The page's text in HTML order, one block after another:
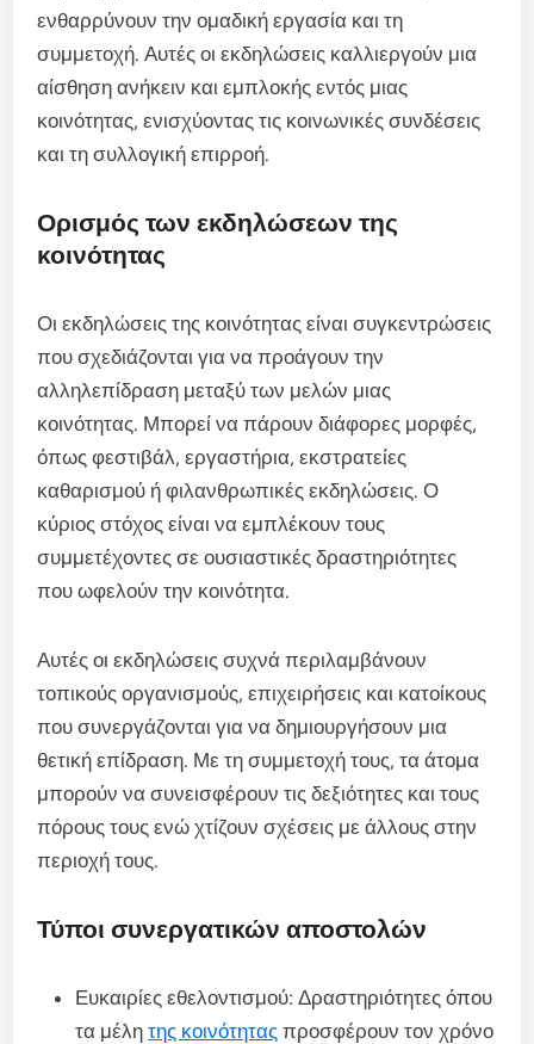
ενθαρρύνουν την ομαδική εργασία και τη
συμμετοχή. Αυτές οι εκδηλώσεις καλλιεργούν μια
αίσθηση ανήκειν και εμπλοκής εντός μιας
κοινότητας, ενισχύοντας τις κοινωνικές συνδέσεις
και τη συλλογική επιρροή.
Ορισμός των εκδηλώσεων της
κοινότητας
Οι εκδηλώσεις της κοινότητας είναι συγκεντρώσεις
που σχεδιάζονται για να προάγουν την
αλληλεπίδραση μεταξύ των μελών μιας
κοινότητας. Μπορεί να πάρουν διάφορες μορφές,
όπως φεστιβάλ, εργαστήρια, εκστρατείες
καθαρισμού ή φιλανθρωπικές εκδηλώσεις. Ο
κύριος στόχος είναι να εμπλέκουν τους
συμμετέχοντες σε ουσιαστικές δραστηριότητες
που ωφελούν την κοινότητα.
Αυτές οι εκδηλώσεις συχνά περιλαμβάνουν
τοπικούς οργανισμούς, επιχειρήσεις και κατοίκους
που συνεργάζονται για να δημιουργήσουν μια
θετική επίδραση. Με τη συμμετοχή τους, τα άτομα
μπορούν να συνεισφέρουν τις δεξιότητες και τους
πόρους τους ενώ χτίζουν σχέσεις με άλλους στην
περιοχή τους.
Τύποι συνεργατικών αποστολών
Ευκαιρίες εθελοντισμού: Δραστηριότητες όπου
τα μέλητης κοινότητας προσφέρουν τον χρόνο